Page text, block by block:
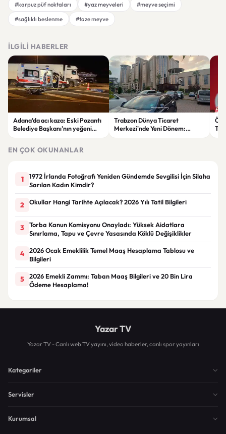
#karpuz püf noktaları
#yaz meyveleri
#meyve seçimi
#sağlıklı beslenme
#taze meyve
İLGILI HABERLER
Adana’da acı kaza: Eski Pozantı
Belediye Başkanı’nın yeğeni
Trabzon Dünya Ticaret
Merkezi'nde Yeni Dönem:
EN ÇOK OKUNANLAR
1
1972 İrlanda Fotoğrafı Yeniden Gündemde Sevgilisi İçin Silaha
Sarılan Kadın Kimdir?
2 Okullar Hangi Tarihte Açılacak? 2026 Yılı Tatil Bilgileri
3
Torba Kanun Komisyonu Onayladı: Yüksek Aidatlara
Sınırlama, Tapu ve Çevre Yasasında Köklü Değişiklikler
4
2026 Ocak Emeklilik Temel Maaş Hesaplama Tablosu ve
Bilgileri
5
2026 Emekli Zammı: Taban Maaş Bilgileri ve 20 Bin Lira
Ödeme Hesaplama!
Yazar TV
Yazar TV - Canlı web TV yayını, video haberler, canlı spor yayınları
Kategoriler
Servisler
Kurumsal